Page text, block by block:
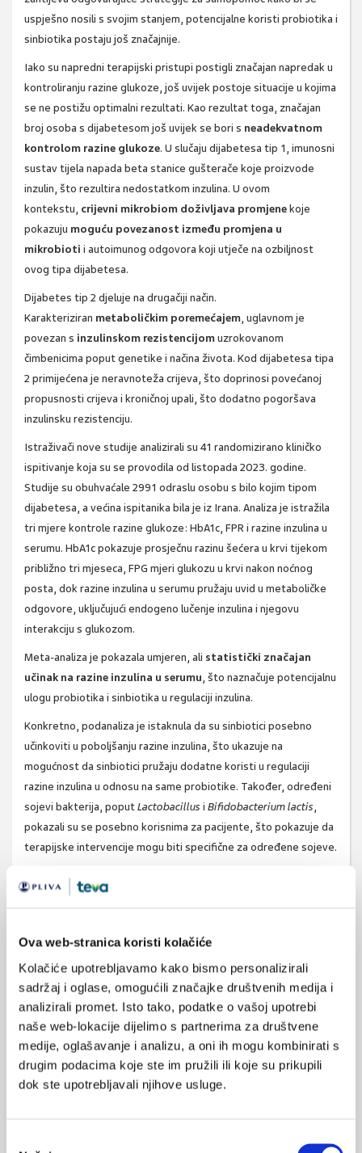
Ova web-stranica koristi kolačiće
Kolačiće upotrebljavamo kako bismo personalizirali
sadržaj i oglase, omogućili značajke društvenih medija i
analizirali promet. Isto tako, podatke o vašoj upotrebi
naše web-lokacije dijelimo s partnerima za društvene
medije, oglašavanje i analizu, a oni ih mogu kombinirati s
drugim podacima koje ste im pružili ili koje su prikupili
dok ste upotrebljavali njihove usluge.
uspješno nosili s svojim stanjem, potencijalne koristi probiotika i
sinbiotika postaju još značajnije.
Iako su napredni terapijski pristupi postigli značajan napredak u
kontroliranju razine glukoze, još uvijek postoje situacije u kojima
se ne postižu optimalni rezultati. Kao rezultat toga, značajan
broj osoba s dijabetesom još uvijek se bori s neadekvatnom
kontrolom razine glukoze. U slučaju dijabetesa tip 1, imunosni
sustav tijela napada beta stanice gušterače koje proizvode
inzulin, što rezultira nedostatkom inzulina. U ovom
kontekstu, crijevni mikrobiom doživljava promjenekoje
pokazuju moguću povezanost između promjena u
mikrobioti i autoimunog odgovora koji utječe na ozbiljnost
ovog tipa dijabetesa.
Dijabetes tip 2 djeluje na drugačiji način.
Karakteriziran metaboličkim poremećajem, uglavnom je
povezan s inzulinskom rezistencijomuzrokovanom
čimbenicima poput genetike i načina života. Kod dijabetesa tipa
2 primijećena je neravnoteža crijeva, što doprinosi povećanoj
propusnosti crijeva i kroničnoj upali, što dodatno pogoršava
inzulinsku rezistenciju.
Istraživači nove studije analizirali su 41 randomizirano kliničko
ispitivanje koja su se provodila od listopada 2023. godine.
Studije su obuhvaćale 2991 odraslu osobu s bilo kojim tipom
dijabetesa, a većina ispitanika bila je iz Irana. Analiza je istražila
tri mjere kontrole razine glukoze: HbA1c, FPR i razine inzulina u
serumu. HbA1c pokazuje prosječnu razinu šećera u krvi tijekom
približno tri mjeseca, FPG mjeri glukozu u krvi nakon noćnog
posta, dok razine inzulina u serumu pružaju uvid u metaboličke
odgovore, uključujući endogeno lučenje inzulina i njegovu
interakciju s glukozom.
Meta-analiza je pokazala umjeren, ali statistički značajan
učinak na razine inzulina u serumu, što naznačuje potencijalnu
ulogu probiotika i sinbiotika u regulaciji inzulina.
Konkretno, podanaliza je istaknula da su sinbiotici posebno
učinkoviti u poboljšanju razine inzulina, što ukazuje na
mogućnost da sinbiotici pružaju dodatne koristi u regulaciji
razine inzulina u odnosu na same probiotike. Također, određeni
sojevi bakterija, poputLactobacillus i Bifidobacterium lactis,
pokazali su se posebno korisnima za pacijente, što pokazuje da
terapijske intervencije mogu biti specifične za određene sojeve.
Stoga istraživači zaključuju da probiotici i sinbiotici
mogu
poboljšati funkciju crijevne barijere, smanjiti upalu
Izvor:Vitamini.hr
probiotici sinbiotik
šećerna bolest tip 2
dijabetes tip 1 glukoza
SVIĐA
MI SE
1